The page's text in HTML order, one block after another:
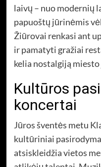
laivų – nuo modernių
papuoštų jūrinėmis
Žiūrovai renkasi ant
ir pamatyti gražiai
kelia nostalgiją
Kultūros
koncertai
Jūros šventės metu
kultūriniai
atsiskleidžia vietos